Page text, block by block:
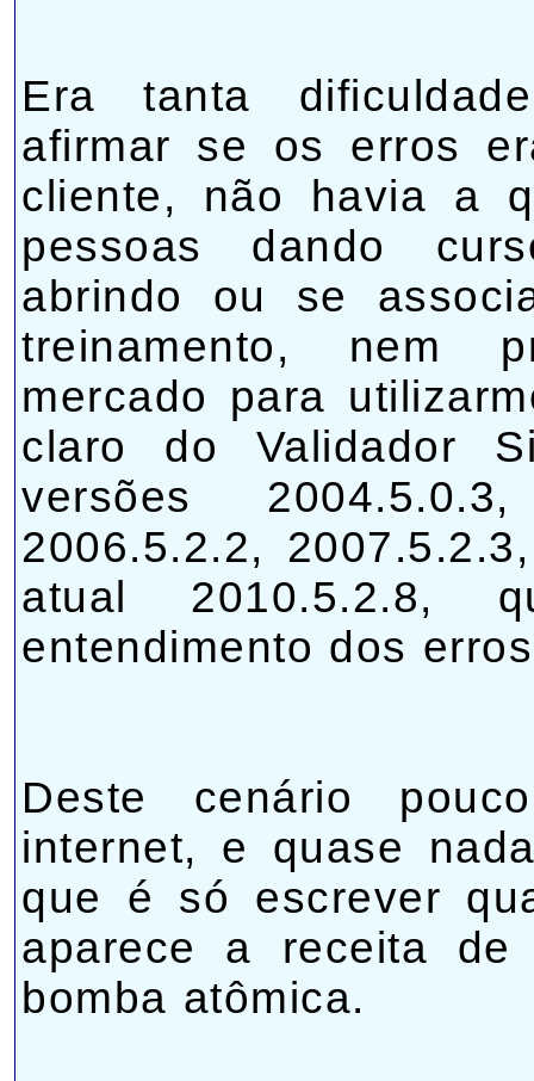
Era tanta
afirmar se os erros
cliente, não havia a
pessoas dando
abrindo ou se
treinamento, nem
mercado para
claro do Validador
versões
2006.5.2.2,
atual 2010.5.2.8,
entendimento dos
Deste cenário
internet, e quase
que é só escrever
aparece a receita
bomba atômica.